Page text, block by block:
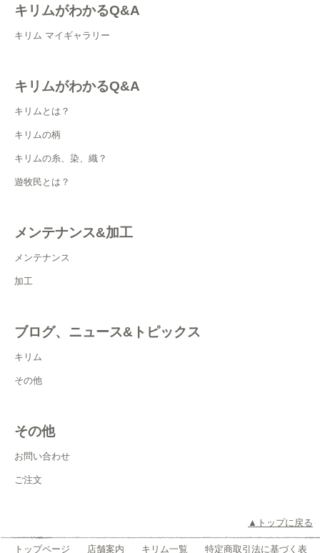
キリムがわかるQ&A
キリム マイギャラリー
キリムがわかるQ&A
キリムとは？
キリムの柄
キリムの糸、染、織？
遊牧民とは？
メンテナンス&加工
メンテナンス
加工
ブログ、ニュース&トピックス
キリム
その他
その他
お問い合わせ
ご注文
▲トップに戻る
トップページ 店舗案内 キリム一覧 特定商取引法に基づく表